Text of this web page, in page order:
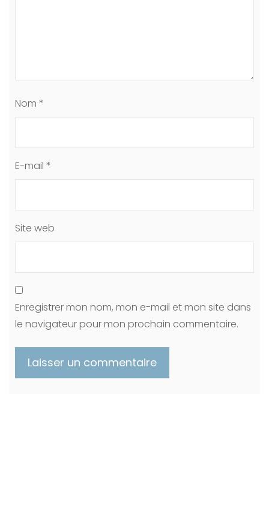
Nom *
E-mail *
Site web
Enregistrer mon nom, mon e-mail et mon site dans
le navigateur pour mon prochain commentaire.